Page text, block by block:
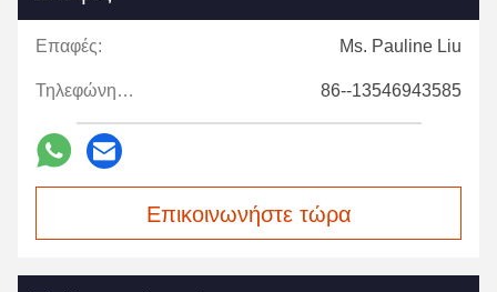
Επαφές: Ms. Pauline Liu
Τηλεφώνημα: 86--13546943585
Επικοινωνήστε τώρα